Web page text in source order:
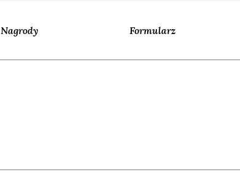
Nagrody Formularz